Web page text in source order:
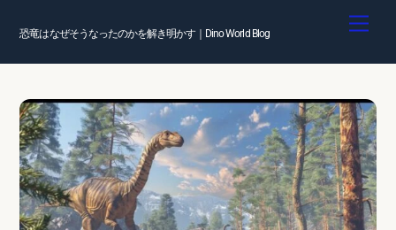
恐竜はなぜそうなったのかを解き明かす｜Dino World Blog